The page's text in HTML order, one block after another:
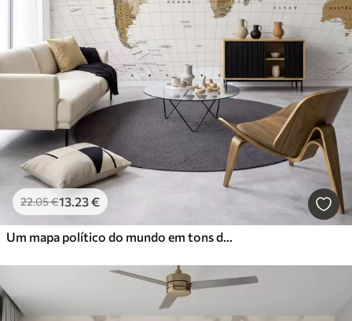
22.05€13.23€
Um mapa político do mundo em tons de castanho, com bandeiras e legendas em inglês